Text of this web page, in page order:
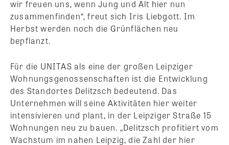
wir freuen uns, wenn Jung und Alt hier nun
zusammenfinden“, freut sich Iris Liebgott. Im
Herbst werden noch die Grünflächen neu
bepflanzt.
Für die UNITAS als eine der großen Leipziger
Wohnungsgenossenschaften ist die Entwicklung
des Standortes Delitzsch bedeutend. Das
Unternehmen will seine Aktivitäten hier weiter
intensivieren und plant, in der Leipziger Straße 15
Wohnungen neu zu bauen. „Delitzsch profitiert vom
Wachstum im nahen Leipzig, die Zahl der hier